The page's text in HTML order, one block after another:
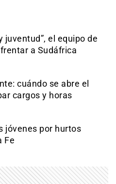
juventud”, el equipo de
a Sudáfrica
cuándo se abre el
cargos y horas
jóvenes por hurtos
Fe